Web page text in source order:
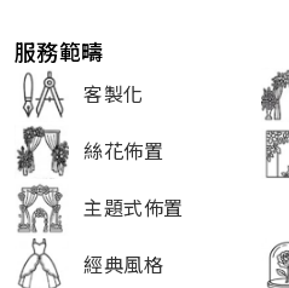
服務範疇
客製化
絲花佈置
主題式佈置
經典風格